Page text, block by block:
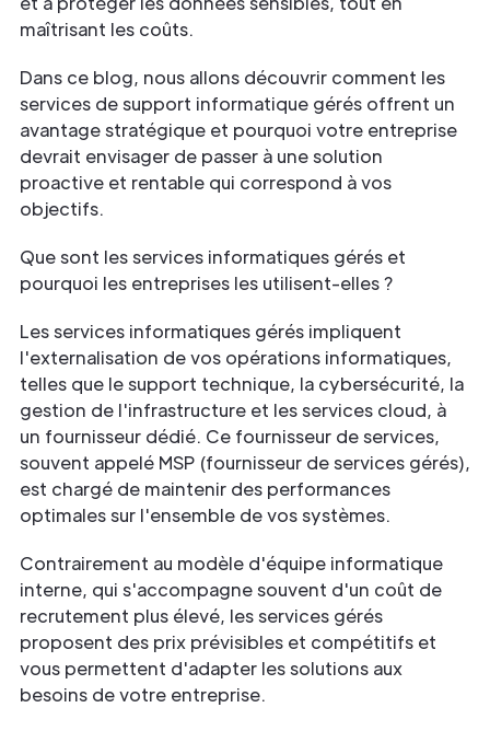
maîtrisant les coûts.
Dans ce blog, nous allons découvrir comment les
services de support informatique gérés offrent un
avantage stratégique et pourquoi votre entreprise
devrait envisager de passer à une solution
proactive et rentable qui correspond à vos
objectifs.
Que sont les services informatiques gérés et
pourquoi les entreprises les utilisent-elles ?
Les services informatiques gérés impliquent
l'externalisation de vos opérations informatiques,
telles que le support technique, la cybersécurité, la
gestion de l'infrastructure et les services cloud, à
un fournisseur dédié. Ce fournisseur de services,
souvent appelé MSP (fournisseur de services gérés),
est chargé de maintenir des performances
optimales sur l'ensemble de vos systèmes.
Contrairement au modèle d'équipe informatique
interne, qui s'accompagne souvent d'un coût de
recrutement plus élevé, les services gérés
proposent des prix prévisibles et compétitifs et
vous permettent d'adapter les solutions aux
besoins de votre entreprise.